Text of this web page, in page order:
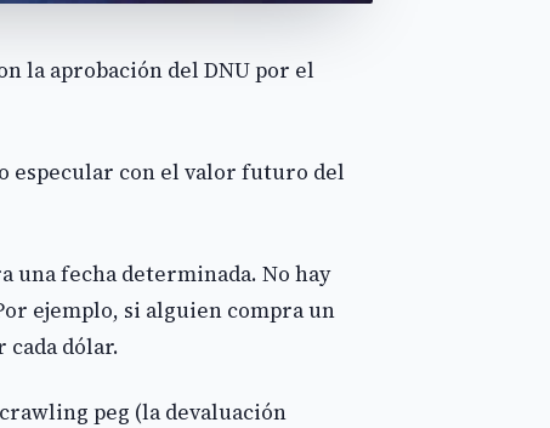
la aprobación del DNU por el
especular con el valor futuro del
una fecha determinada. No hay
ejemplo, si alguien compra un
cada dólar.
peg (la devaluación